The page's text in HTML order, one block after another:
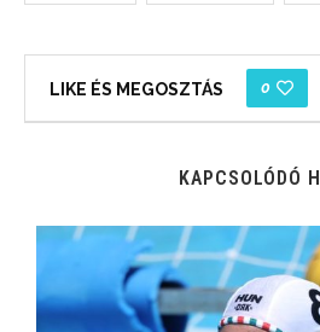
LIKE ÉS MEGOSZTÁS 0
KAPCSOLÓDÓ